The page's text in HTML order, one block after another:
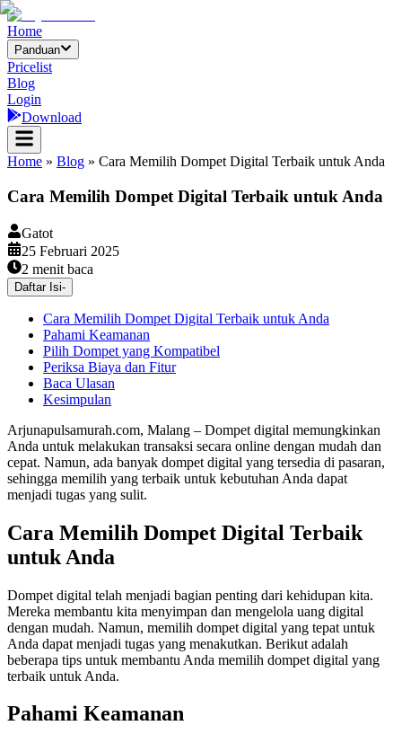
Home
Panduan
Pricelist
Blog
Login
Download
Home » Blog » Cara Memilih Dompet Digital Terbaik untuk Anda
Cara Memilih Dompet Digital Terbaik untuk Anda
Gatot
25 Februari 2025
2 menit baca
Daftar Isi-
Cara Memilih Dompet Digital Terbaik untuk Anda
Pahami Keamanan
Pilih Dompet yang Kompatibel
Periksa Biaya dan Fitur
Baca Ulasan
Kesimpulan
Arjunapulsamurah.com, Malang – Dompet digital memungkinkan
Anda untuk melakukan transaksi secara online dengan mudah dan
cepat. Namun, ada banyak dompet digital yang tersedia di pasaran,
sehingga memilih yang terbaik untuk kebutuhan Anda dapat
menjadi tugas yang sulit.
Cara Memilih Dompet Digital Terbaik
untuk Anda
Dompet digital telah menjadi bagian penting dari kehidupan kita.
Mereka membantu kita menyimpan dan mengelola uang digital
dengan mudah. Namun, memilih dompet digital yang tepat untuk
Anda dapat menjadi tugas yang menakutkan. Berikut adalah
beberapa tips untuk membantu Anda memilih dompet digital yang
terbaik untuk Anda.
Pahami Keamanan